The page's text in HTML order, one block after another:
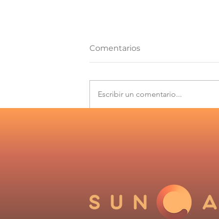
Comentarios
Escribir un comentario...